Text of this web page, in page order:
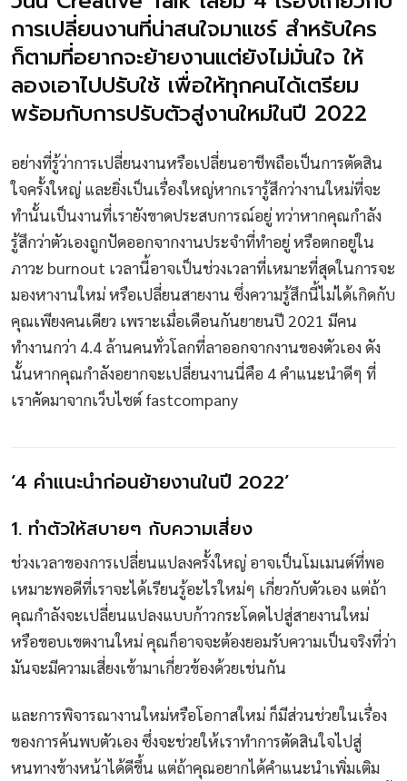
การเปลี่ยนงานที่น่าสนใจมาแชร์ สำหรับใคร
ก็ตามที่อยากจะย้ายงานแต่ยังไม่มั่นใจ ให้
ลองเอาไปปรับใช้ เพื่อให้ทุกคนได้เตรียม
พร้อมกับการปรับตัวสู่งานใหม่ในปี 2022
อย่างที่รู้ว่าการเปลี่ยนงานหรือเปลี่ยนอาชีพถือเป็นการตัดสิน
ใจครั้งใหญ่ และยิ่งเป็นเรื่องใหญ่หากเรารู้สึกว่างานใหม่ที่จะ
ทำนั้นเป็นงานที่เรายังขาดประสบการณ์อยู่ ทว่าหากคุณกำลัง
รู้สึกว่าตัวเองถูกปัดออกจากงานประจำที่ทำอยู่ หรือตกอยู่ใน
ภาวะ burnout เวลานี้อาจเป็นช่วงเวลาที่เหมาะที่สุดในการจะ
มองหางานใหม่ หรือเปลี่ยนสายงาน ซึ่งความรู้สึกนี้ไม่ได้เกิดกับ
คุณเพียงคนเดียว เพราะเมื่อเดือนกันยายนปี 2021 มีคน
ทำงานกว่า 4.4 ล้านคนทั่วโลกที่ลาออกจากงานของตัวเอง ดัง
นั้นหากคุณกำลังอยากจะเปลี่ยนงานนี่คือ 4 คำแนะนำดีๆ ที่
เราคัดมาจากเว็บไซต์ fastcompany
‘4 คำแนะนำก่อนย้ายงานในปี 2022’
1. ทำตัวให้สบายๆ กับความเสี่ยง
ช่วงเวลาของการเปลี่ยนแปลงครั้งใหญ่ อาจเป็นโมเมนต์ที่พอ
เหมาะพอดีที่เราจะได้เรียนรู้อะไรใหม่ๆ เกี่ยวกับตัวเอง แต่ถ้า
คุณกำลังจะเปลี่ยนแปลงแบบก้าวกระโดดไปสู่สายงานใหม่
หรือขอบเขตงานใหม่ คุณก็อาจจะต้องยอมรับความเป็นจริงที่ว่า
มันจะมีความเสี่ยงเข้ามาเกี่ยวข้องด้วยเช่นกัน
และการพิจารณางานใหม่หรือโอกาสใหม่ ก็มีส่วนช่วยในเรื่อง
ของการค้นพบตัวเอง ซึ่งจะช่วยให้เราทำการตัดสินใจไปสู่
หนทางข้างหน้าได้ดีขึ้น แต่ถ้าคุณอยากได้คำแนะนำเพิ่มเติม